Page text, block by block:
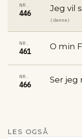
NR.
446
Jeg vil
(denne)
NR.
461
O min
NR.
466
Ser jeg
LES OGSÅ